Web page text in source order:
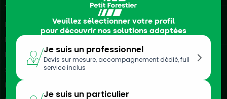
Veuillez sélectionner votre profil
pour découvrir nos solutions adaptées
Je suis un professionnel
Devis sur mesure, accompagnement dédié, full
service inclus
Je suis un particulier
Véhicules frigorifiques
Location de camions frigorifiques
Location de véhicules frigorifiques
Location de remorques frigorifiques
Semi-remorques frigorifiques
Location de camionnettes frigorifiques